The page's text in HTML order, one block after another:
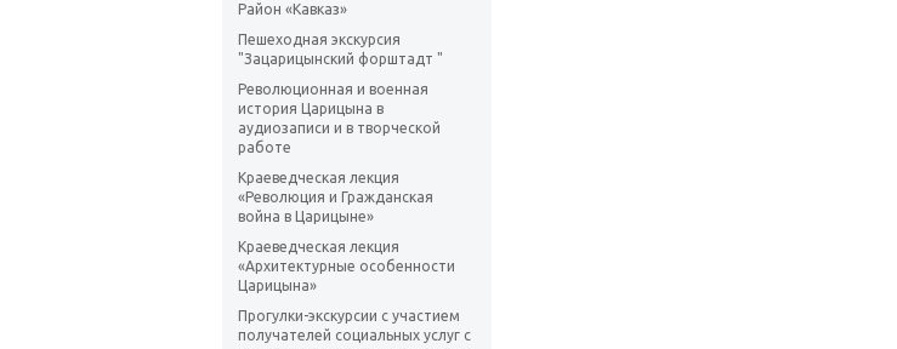
Район «Кавказ»
Пешеходная экскурсия
"Зацарицынский форштадт "
Революционная и военная
история Царицына в
аудиозаписи и в творческой
работе
Краеведческая лекция
«Революция и Гражданская
война в Царицыне»
Краеведческая лекция
«Архитектурные особенности
Царицына»
Прогулки-экскурсии с участием
получателей социальных услуг с